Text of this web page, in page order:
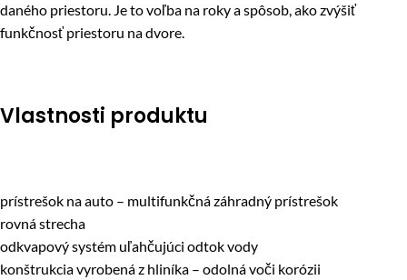
daného priestoru. Je to voľba na roky a spôsob, ako zvýšiť
funkčnosť priestoru na dvore.
Vlastnosti produktu
prístrešok na auto – multifunkčná záhradný prístrešok
rovná strecha
odkvapový systém uľahčujúci odtok vody
konštrukcia vyrobená z hliníka – odolná voči korózii